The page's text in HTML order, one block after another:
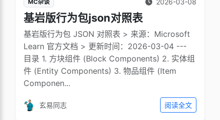
MC杂谈 2026-03-08
基岩版行为包json对照表
基岩版行为包 JSON 对照表 > 来源：Microsoft
Learn 官方文档 > 更新时间：2026-03-04 ---
目录 1. 方块组件 (Block Components) 2. 实体组
件 (Entity Components) 3. 物品组件 (Item
Componen...
玄易同志 阅读全文